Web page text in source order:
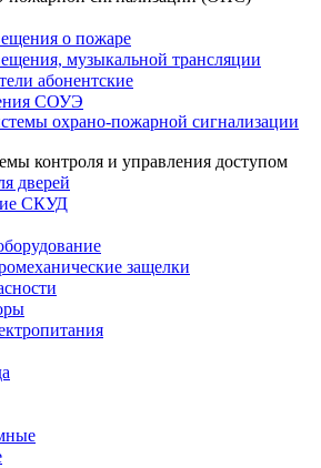
о пожаре
музыкальной трансляции
абонентские
СОУЭ
охрано-пожарной сигнализации
контроля и управления доступом
дверей
СКУД
защелки